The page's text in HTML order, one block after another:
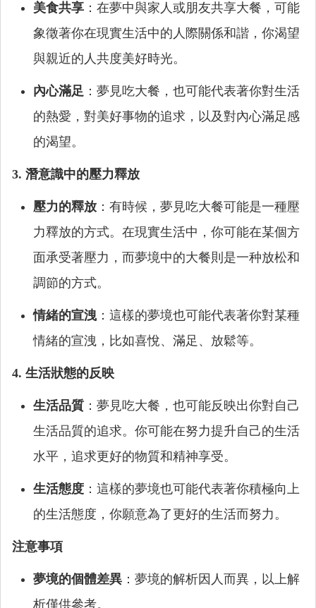
美食共享 ：在夢中與家人或朋友共享大餐，可能
象徵著你在現實生活中的人際關係和諧，你渴望
與親近的人共度美好時光。
內心滿足 ：夢見吃大餐，也可能代表著你對生活
的熱愛，對美好事物的追求，以及對內心滿足感
的渴望。
3. 潛意識中的壓力釋放
壓力的釋放 ：有時候，夢見吃大餐可能是一種壓
力釋放的方式。在現實生活中，你可能在某個方
面承受著壓力，而夢境中的大餐則是一种放松和
調節的方式。
情緒的宣洩 ：這樣的夢境也可能代表著你對某種
情緒的宣洩，比如喜悅、滿足、放鬆等。
4. 生活狀態的反映
生活品質 ：夢見吃大餐，也可能反映出你對自己
生活品質的追求。你可能在努力提升自己的生活
水平，追求更好的物質和精神享受。
生活態度 ：這樣的夢境也可能代表著你積極向上
的生活態度，你願意為了更好的生活而努力。
注意事項
夢境的個體差異 ：夢境的解析因人而異，以上解
析僅供參考。